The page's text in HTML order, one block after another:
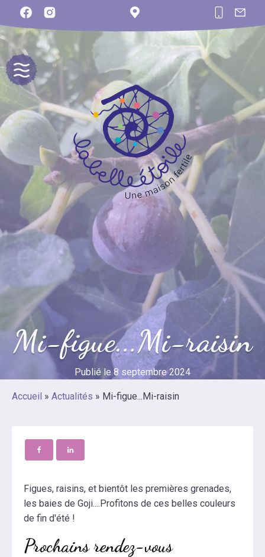
Mi-figue...Mi-raisin
Publié le 8 septembre 2024
Accueil » Actualités » Mi-figue...Mi-raisin
Figues, raisins, et bientôt les premières grenades,
les baies de Goji....Profitons de ces belles couleurs
de fin d'été !
Prochains rendez-vous